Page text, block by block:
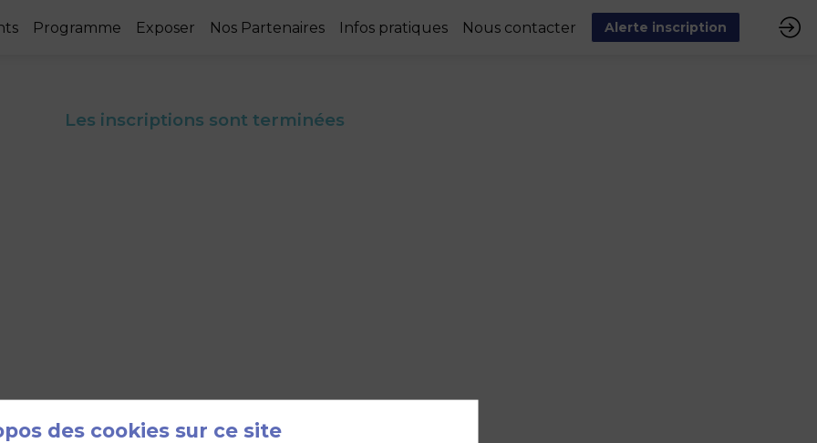
Programme Exposer Nos Partenaires Infos pratiques Nous contacter Alerte inscription
Les inscriptions sont terminées
des cookies sur ce site